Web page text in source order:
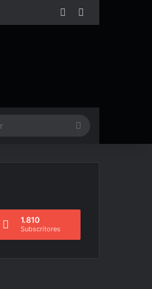
Facebook
Pesquisar
1.810
Subscritores